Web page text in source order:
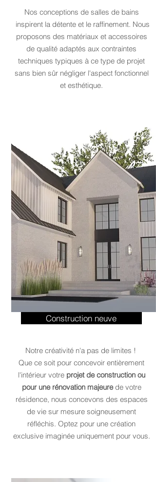
Nos conceptions de salles de bains
inspirent la détente et le raffinement. Nous
proposons des matériaux et accessoires
de qualité adaptés aux contraintes
techniques typiques à ce type de projet
sans bien sûr négliger l'aspect fonctionnel
et esthétique.
Construction neuve
Notre créativité n'a pas de limites !
Que ce soit pour concevoir entièrement
l'intérieur votre projet de construction ou
pour une rénovation majeurede votre
résidence, nous concevons des espaces
de vie sur mesure soigneusement
réfléchis. Optez pour une création
exclusive imaginée uniquement pour vous.